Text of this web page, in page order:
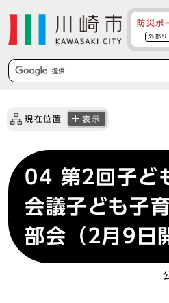
防災ポ
外部リ
現在位置 表示
04 第2回子ど
会議子ども子
部会（2月9日